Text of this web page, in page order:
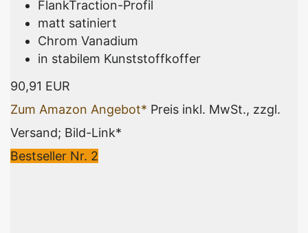
FlankTraction-Profil
matt satiniert
Chrom Vanadium
in stabilem Kunststoffkoffer
90,91 EUR
Zum Amazon Angebot* Preis inkl. MwSt., zzgl.
Versand; Bild-Link*
Bestseller Nr. 2